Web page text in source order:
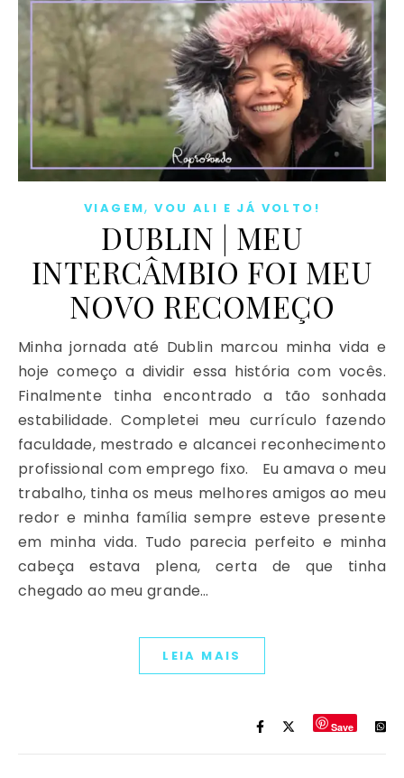
VIAGEM,VOU ALI E JÁ VOLTO!
DUBLIN | MEU
INTERCÂMBIO FOI MEU
NOVO RECOMEÇO
Minha jornada até Dublin marcou minha vida e
hoje começo a dividir essa história com vocês.
Finalmente tinha encontrado a tão sonhada
estabilidade. Completei meu currículo fazendo
faculdade, mestrado e alcancei reconhecimento
profissional com emprego fixo. Eu amava o meu
trabalho, tinha os meus melhores amigos ao meu
redor e minha família sempre esteve presente
em minha vida. Tudo parecia perfeito e minha
cabeça estava plena, certa de que tinha
chegado ao meu grande…
LEIA MAIS
Save